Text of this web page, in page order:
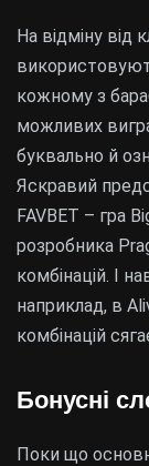
На відміну від
кожному з
можливих
буквально й
Яскравий
FAVBET – гра
розробника
комбінацій. І
наприклад, в
комбінацій
Бонусні
Поки що